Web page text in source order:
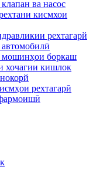
ва насос
кисмхои
рехтагарй
мошинҳои боркаш
хочагии кишлок
рехтагарӣ